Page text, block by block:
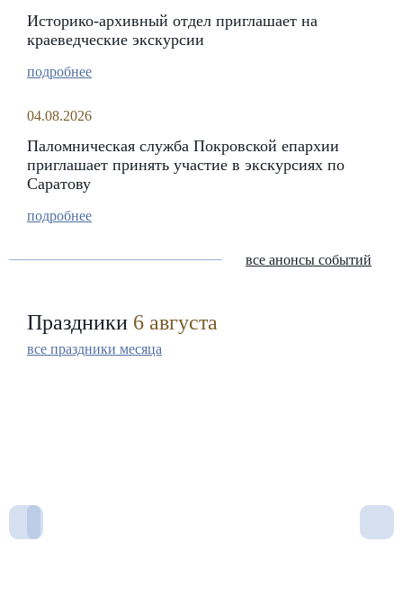
Историко-архивный отдел приглашает на
краеведческие экскурсии
подробнее
04.08.2026
Паломническая служба Покровской епархии
приглашает принять участие в экскурсиях по
Саратову
подробнее
все анонсы событий
Праздники 6 августа
все праздники месяца